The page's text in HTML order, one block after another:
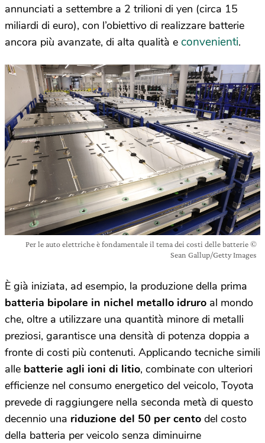
annunciati a settembre a 2 trilioni di yen (circa 15
miliardi di euro), con l’obiettivo di realizzare batterie
ancora più avanzate, di alta qualità e convenienti.
Per le auto elettriche è fondamentale il tema dei costi delle batterie ©
Sean Gallup/Getty Images
È già iniziata, ad esempio, la produzione della prima
batteria bipolare in nichel metallo idruro al mondo
che, oltre a utilizzare una quantità minore di metalli
preziosi, garantisce una densità di potenza doppia a
fronte di costi più contenuti. Applicando tecniche simili
alle batterie agli ioni di litio, combinate con ulteriori
efficienze nel consumo energetico del veicolo, Toyota
prevede di raggiungere nella seconda metà di questo
decennio una riduzione del 50 per cento del costo
della batteria per veicolo senza diminuirne